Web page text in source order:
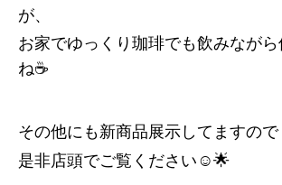
が、
お家でゆっくり珈琲でも飲みなが
ね☕️
その他にも新商品展示してますので
是非店頭でご覧ください☺️🌟